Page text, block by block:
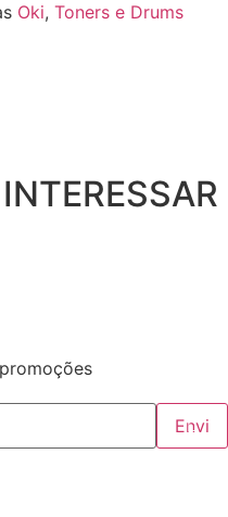
Oki, Toners e Drums